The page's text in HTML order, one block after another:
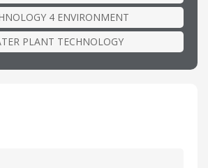
4 ENVIRONMENT
PLANT TECHNOLOGY